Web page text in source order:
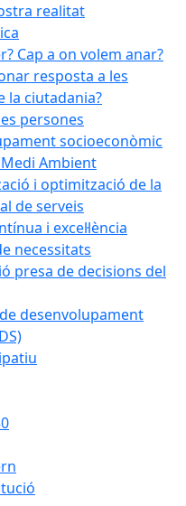
realitat
Cap a on volem anar?
resposta a les
la ciutadania?
persones
socioeconòmic
Ambient
i optimització de la
de serveis
i excel·lència
necessitats
presa de decisions del
desenvolupament